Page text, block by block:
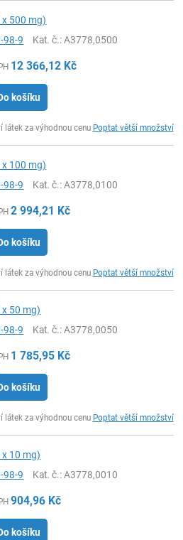
x 500 mg)
98-9 Kat. č.: A3778,0500
12 366,12 Kč
košíku
látek za výhodnou cenu Poptat větší množství
x 100 mg)
98-9 Kat. č.: A3778,0100
2 994,21 Kč
košíku
látek za výhodnou cenu Poptat větší množství
x 50 mg)
98-9 Kat. č.: A3778,0050
1 785,95 Kč
košíku
látek za výhodnou cenu Poptat větší množství
x 10 mg)
98-9 Kat. č.: A3778,0010
904,96 Kč
košíku